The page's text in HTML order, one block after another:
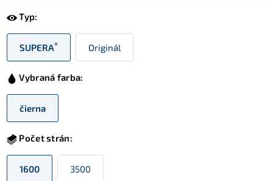
Typ:
SUPERA® Originál
Vybraná farba:
čierna
Počet strán:
1600 3500